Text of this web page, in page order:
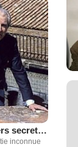
Les Dossiers secrets de l'inspecteur Lavardin
inconnue